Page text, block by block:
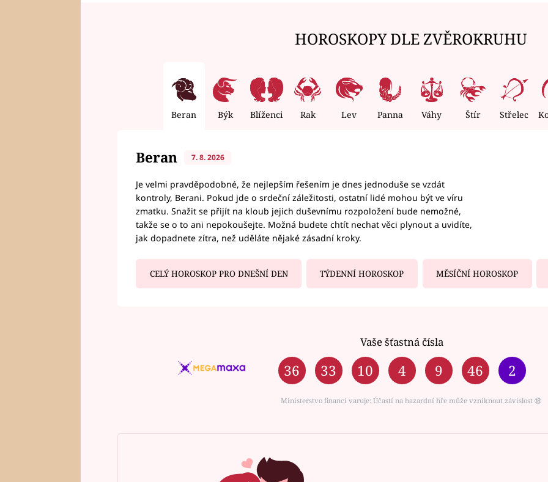
HOROSKOPY DLE ZVĚROKRUHU
Beran Býk Blíženci Rak Lev Panna Váhy Štír Střelec
Beran 7. 8. 2026
Je velmi pravděpodobné, že nejlepším řešením je dnes jednoduše se vzdát
kontroly, Berani. Pokud jde o srdeční záležitosti, ostatní lidé mohou být ve víru
zmatku. Snažit se přijít na kloub jejich duševnímu rozpoložení bude nemožné,
takže se o to ani nepokoušejte. Možná budete chtít nechat věci plynout a uvidíte,
jak dopadnete zítra, než uděláte nějaké zásadní kroky.
CELÝ HOROSKOP PRO DNEŠNÍ DEN TÝDENNÍ HOROSKOP MĚSÍČNÍ HOROSKOP
Vaše šťastná čísla
36 33 10 4 9 46 2
Ministerstvo financí varuje: Účastí na hazardní hře může vzniknout závislost ⑱